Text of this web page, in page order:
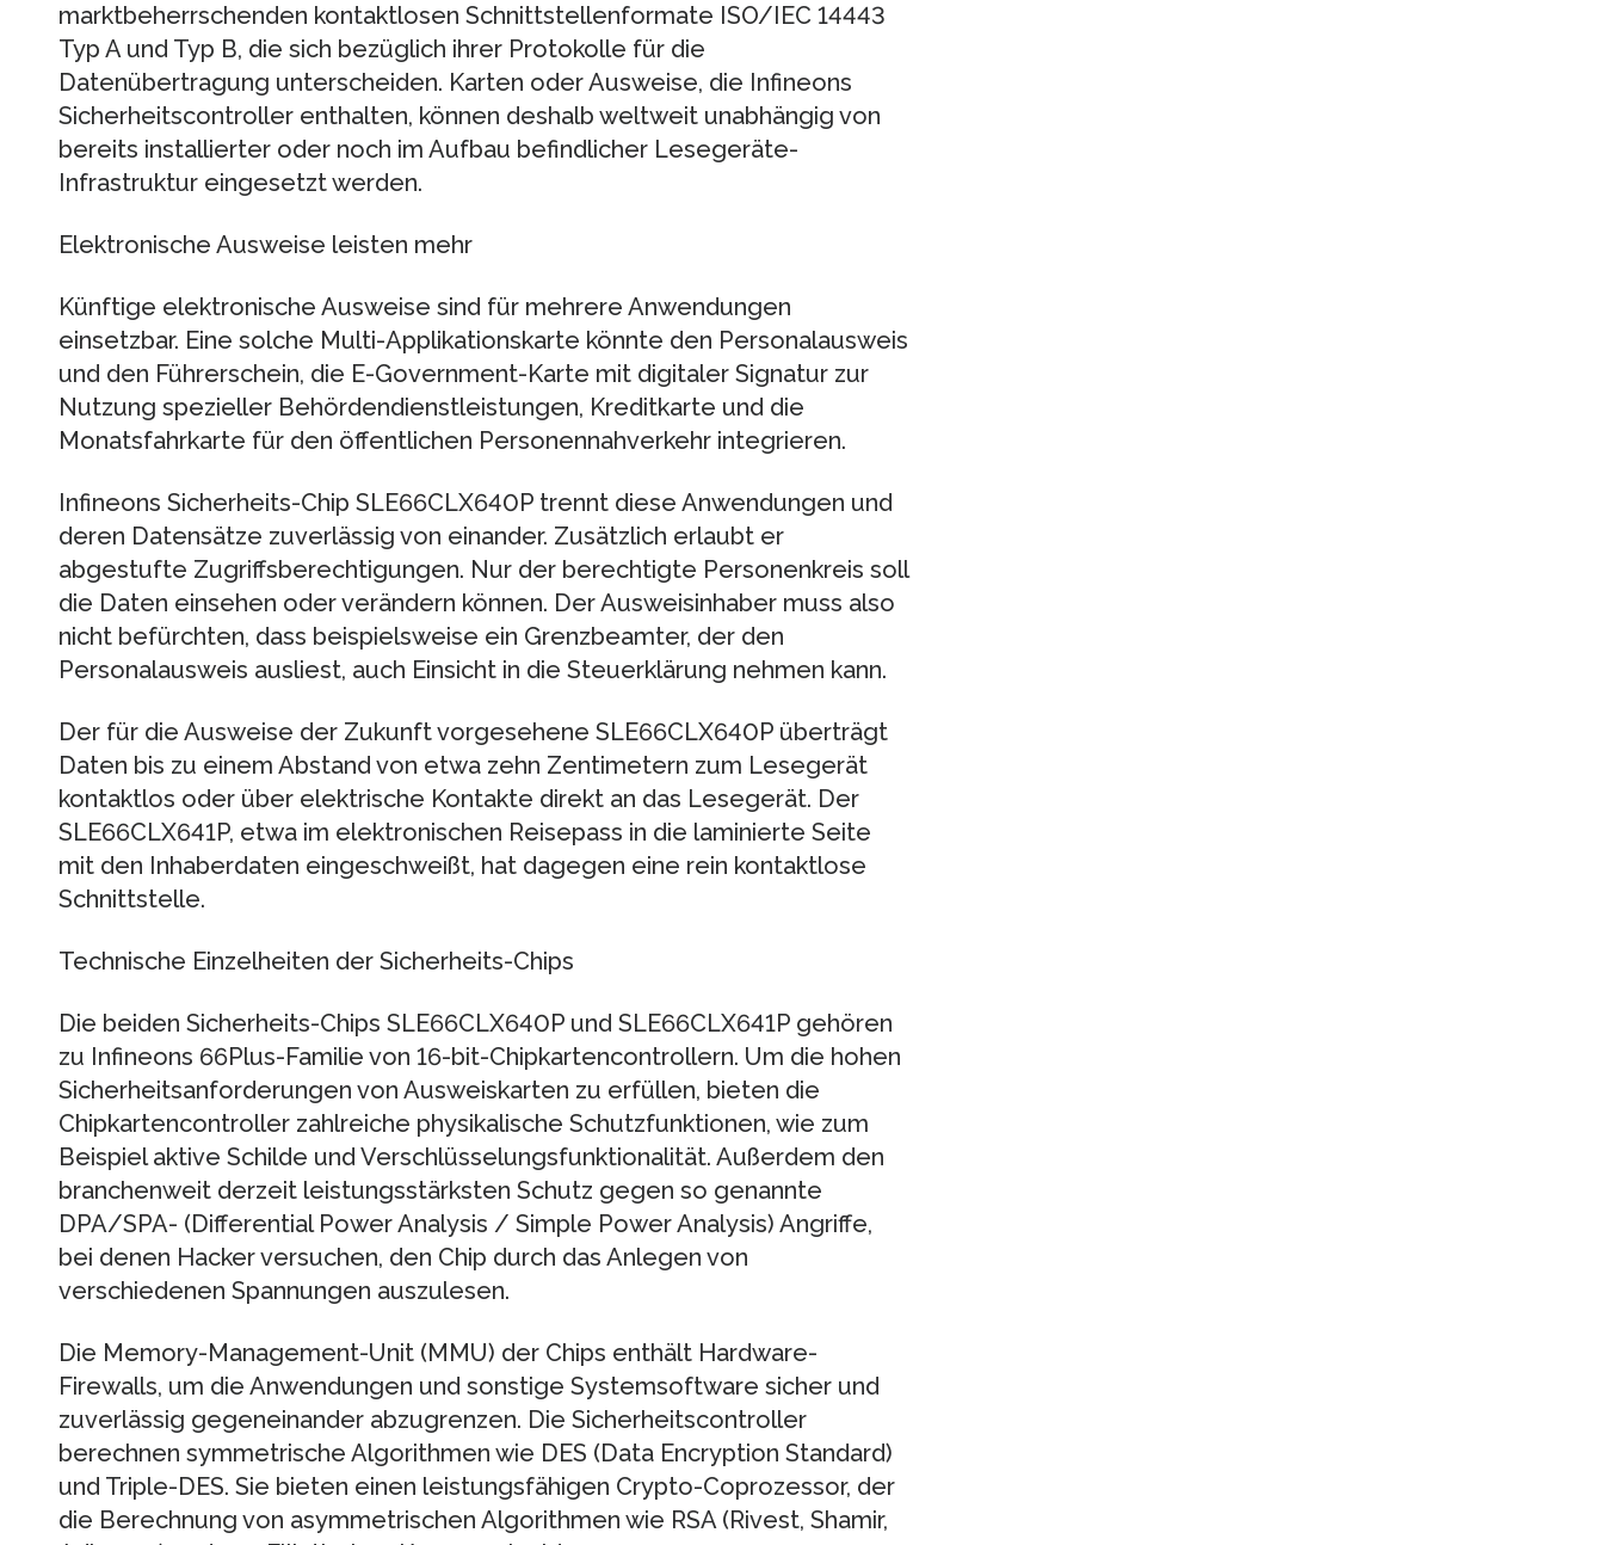
marktbeherrschenden kontaktlosen Schnittstellenformate ISO/IEC 14443
Typ A und Typ B, die sich bezüglich ihrer Protokolle für die
Datenübertragung unterscheiden. Karten oder Ausweise, die Infineons
Sicherheitscontroller enthalten, können deshalb weltweit unabhängig von
bereits installierter oder noch im Aufbau befindlicher Lesegeräte-
Infrastruktur eingesetzt werden.
Elektronische Ausweise leisten mehr
Künftige elektronische Ausweise sind für mehrere Anwendungen
einsetzbar. Eine solche Multi-Applikationskarte könnte den Personalausweis
und den Führerschein, die E-Government-Karte mit digitaler Signatur zur
Nutzung spezieller Behördendienstleistungen, Kreditkarte und die
Monatsfahrkarte für den öffentlichen Personennahverkehr integrieren.
Infineons Sicherheits-Chip SLE66CLX640P trennt diese Anwendungen und
deren Datensätze zuverlässig von einander. Zusätzlich erlaubt er
abgestufte Zugriffsberechtigungen. Nur der berechtigte Personenkreis soll
die Daten einsehen oder verändern können. Der Ausweisinhaber muss also
nicht befürchten, dass beispielsweise ein Grenzbeamter, der den
Personalausweis ausliest, auch Einsicht in die Steuerklärung nehmen kann.
Der für die Ausweise der Zukunft vorgesehene SLE66CLX640P überträgt
Daten bis zu einem Abstand von etwa zehn Zentimetern zum Lesegerät
kontaktlos oder über elektrische Kontakte direkt an das Lesegerät. Der
SLE66CLX641P, etwa im elektronischen Reisepass in die laminierte Seite
mit den Inhaberdaten eingeschweißt, hat dagegen eine rein kontaktlose
Schnittstelle.
Technische Einzelheiten der Sicherheits-Chips
Die beiden Sicherheits-Chips SLE66CLX640P und SLE66CLX641P gehören
zu Infineons 66Plus-Familie von 16-bit-Chipkartencontrollern. Um die hohen
Sicherheitsanforderungen von Ausweiskarten zu erfüllen, bieten die
Chipkartencontroller zahlreiche physikalische Schutzfunktionen, wie zum
Beispiel aktive Schilde und Verschlüsselungsfunktionalität. Außerdem den
branchenweit derzeit leistungsstärksten Schutz gegen so genannte
DPA/SPA- (Differential Power Analysis / Simple Power Analysis) Angriffe,
bei denen Hacker versuchen, den Chip durch das Anlegen von
verschiedenen Spannungen auszulesen.
Die Memory-Management-Unit (MMU) der Chips enthält Hardware-
Firewalls, um die Anwendungen und sonstige Systemsoftware sicher und
zuverlässig gegeneinander abzugrenzen. Die Sicherheitscontroller
berechnen symmetrische Algorithmen wie DES (Data Encryption Standard)
und Triple-DES. Sie bieten einen leistungsfähigen Crypto-Coprozessor, der
die Berechnung von asymmetrischen Algorithmen wie RSA (Rivest, Shamir,